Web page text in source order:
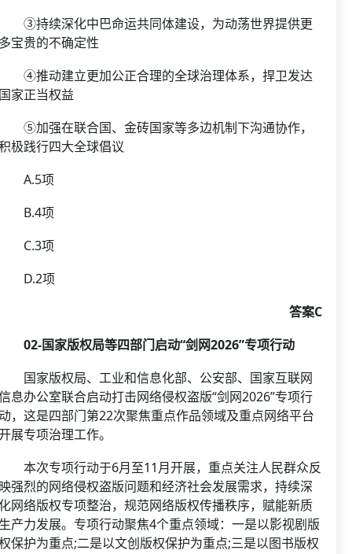
持续深化中巴命运共同体建设，为动荡世界提供更
宝贵的不确定性
推动建立更加公正合理的全球治理体系，捍卫发达
家正当权益
加强在联合国、金砖国家等多边机制下沟通协作，
极践行四大全球倡议
项
项
项
项
答案C
国家版权局等四部门启动“剑网2026”专项行动
家版权局、工业和信息化部、公安部、国家互联网
息办公室联合启动打击网络侵权盗版“剑网2026”专项行
，这是四部门第22次聚焦重点作品领域及重点网络平台
展专项治理工作。
次专项行动于6月至11月开展，重点关注人民群众反
强烈的网络侵权盗版问题和经济社会发展需求，持续深
网络版权专项整治，规范网络版权传播秩序，赋能新质
产力发展。专项行动聚焦4个重点领域：一是以影视剧版
保护为重点;二是以文创版权保护为重点;三是以图书版权